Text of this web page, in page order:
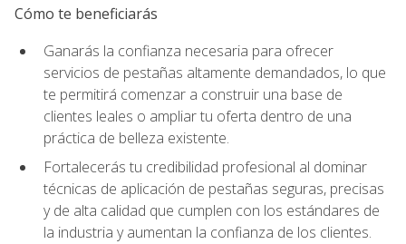
Cómo te beneficiarás
Ganarás la confianza necesaria para ofrecer
servicios de pestañas altamente demandados, lo que
te permitirá comenzar a construir una base de
clientes leales o ampliar tu oferta dentro de una
práctica de belleza existente.
Fortalecerás tu credibilidad profesional al dominar
técnicas de aplicación de pestañas seguras, precisas
y de alta calidad que cumplen con los estándares de
la industria y aumentan la confianza de los clientes.